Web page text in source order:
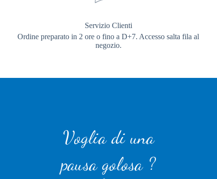
Servizio Clienti
Ordine preparato in 2 ore o fino a D+7. Accesso salta fila al
negozio.
Voglia di una
pausa golosa ?